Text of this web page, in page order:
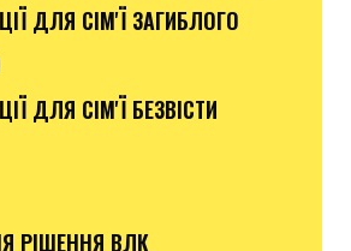
ДЛЯ СІМ'Ї ЗАГИБЛОГО
ДЛЯ СІМ'Ї БЕЗВІСТИ
РІШЕННЯ ВЛК